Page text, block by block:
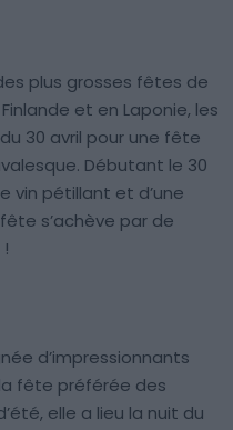
plus grosses fêtes de
et en Laponie, les
30 avril pour une fête
Débutant le 30
vin pétillant et d’une
s’achève par de
d’impressionnants
fête préférée des
elle a lieu la nuit du